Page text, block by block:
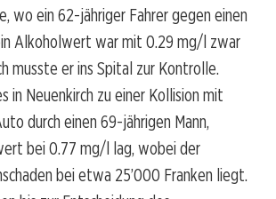
wo ein 62-jähriger Fahrer gegen einen
Alkoholwert war mit 0.29 mg/l zwar
musste er ins Spital zur Kontrolle.
in Neuenkirch zu einer Kollision mit
durch einen 69-jährigen Mann,
bei 0.77 mg/l lag, wobei der
bei etwa 25’000 Franken liegt.